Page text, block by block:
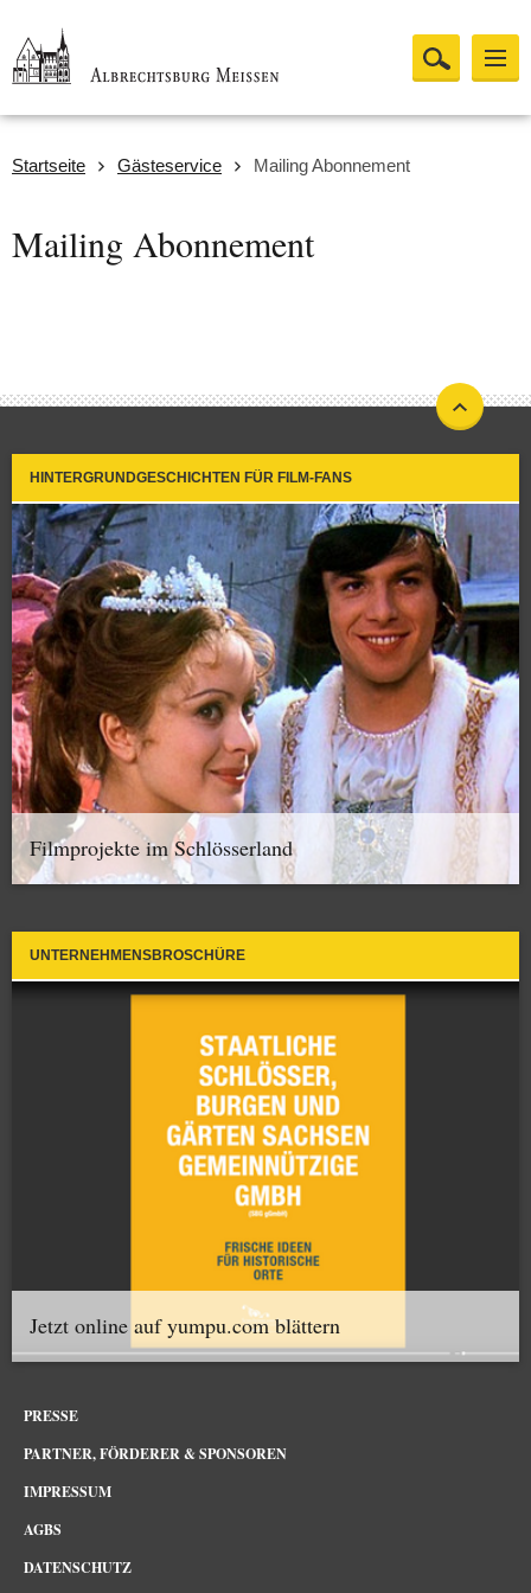
Startseite Gästeservice Mailing Abonnement
Mailing Abonnement
HINTERGRUNDGESCHICHTEN FÜR FILM-FANS
Filmprojekte im Schlösserland
UNTERNEHMENSBROSCHÜRE
Jetzt online auf yumpu.com blättern
PRESSE
PARTNER, FÖRDERER & SPONSOREN
IMPRESSUM
AGBS
DATENSCHUTZ